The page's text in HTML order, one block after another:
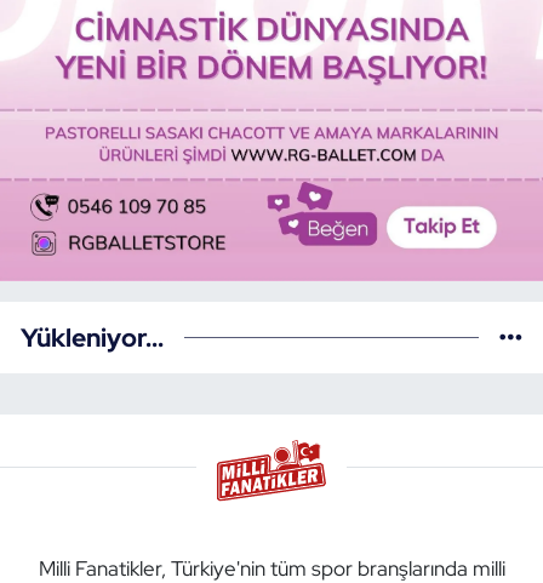
Yükleniyor...
Milli Fanatikler, Türkiye'nin tüm spor branşlarında milli